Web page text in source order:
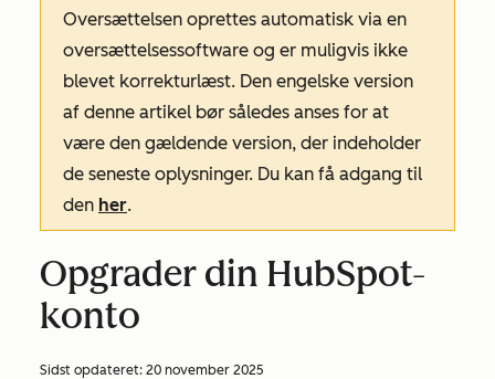
Oversættelsen oprettes automatisk via en
oversættelsessoftware og er muligvis ikke
blevet korrekturlæst. Den engelske version
af denne artikel bør således anses for at
være den gældende version, der indeholder
de seneste oplysninger. Du kan få adgang til
den her.
Opgrader din HubSpot-
konto
Sidst opdateret: 20 november 2025